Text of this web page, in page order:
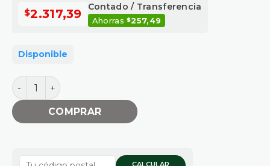
$2.317,39
Contado / Transferencia
Ahorras$257,49
Disponible
BANDEJA PARA PINTOR PLASTICO PLANA cantidad
COMPRAR
CALCULAR